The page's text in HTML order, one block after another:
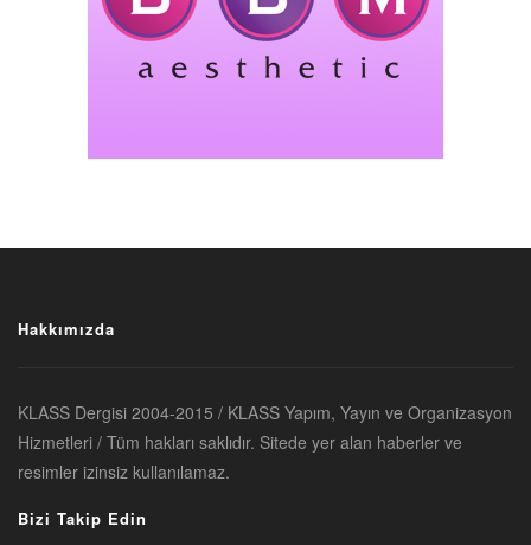
Hakkımızda
KLASS Dergisi 2004-2015 / KLASS Yapım, Yayın ve Organizasyon
Hizmetleri / Tüm hakları saklıdır. Sitede yer alan haberler ve
resimler izinsiz kullanılamaz.
Bizi Takip Edin